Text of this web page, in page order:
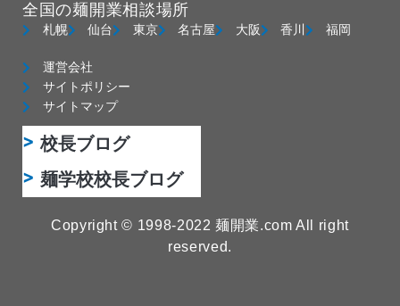
t
e
b
o
k
-
f
u
b
g
全国の麺開業相談場所
札幌 仙台 東京 名古屋 大阪 香川 福岡
運営会社
サイトポリシー
サイトマップ
校長ブログ
麺学校校長ブログ
Copyright © 1998-2022 麺開業.com All right
reserved.